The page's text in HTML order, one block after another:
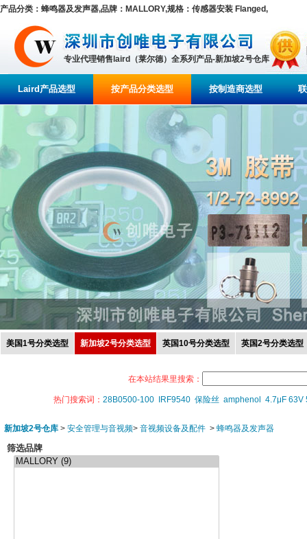
产品分类：蜂鸣器及发声器,品牌：MALLORY,规格：传感器安装 Flanged,
专业代理销售laird（莱尔德）全系列产品-新加坡2号仓库
Laird产品选型 按产品分类选型 按制造商选型
美国1号分类选型 新加坡2号分类选型 英国10号分类选型 英国2号分类选型
在本站结果里搜索：
热门搜索词： 28B0500-100 IRF9540 保险丝 amphenol 4.7μF 63V
新加坡2号仓库 > 安全管理与音视频> 音视频设备及配件 > 蜂鸣器及发声器
筛选品牌